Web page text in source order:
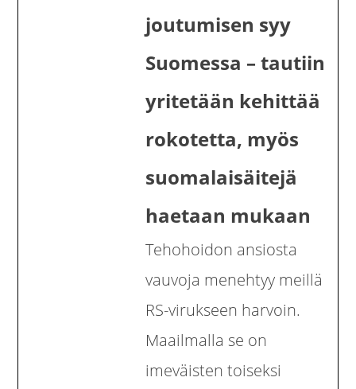
joutumisen syy
Suomessa – tautiin
yritetään kehittää
rokotetta, myös
suomalaisäitejä
haetaan mukaan
Tehohoidon ansiosta
vauvoja menehtyy meillä
RS-virukseen harvoin.
Maailmalla se on
imeväisten toiseksi